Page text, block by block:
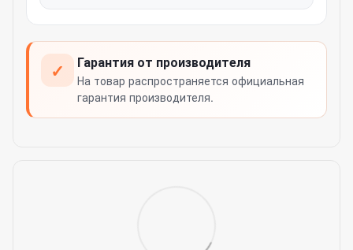
✓ Гарантия от производителя
На товар распространяется официальная
гарантия производителя.